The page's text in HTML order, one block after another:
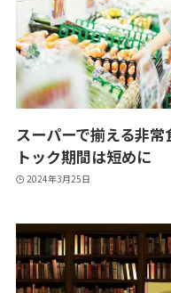
スーパーで揃える非
トック期間は短めに
2024年3月25日